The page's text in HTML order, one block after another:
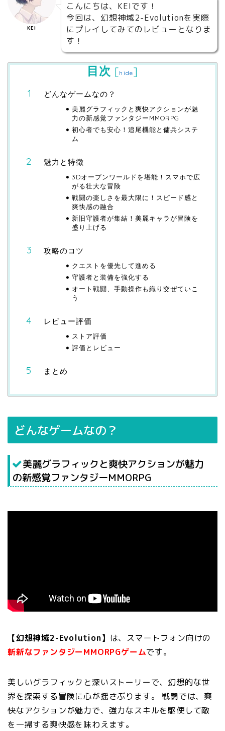
KEI
こんにちは、KEIです！
今回は、幻想神域2-Evolutionを実際
にプレイしてみてのレビューとなりま
す！
目次 [hide]
どんなゲームなの？
美麗グラフィックと爽快アクションが魅
力の新感覚ファンタジーMMORPG
初心者でも安心！追尾機能と傭兵システ
ム
魅力と特徴
3Dオープンワールドを堪能！スマホで広
がる壮大な冒険
戦闘の楽しさを最大限に！スピード感と
爽快感の融合
新旧守護者が集結！美麗キャラが冒険を
盛り上げる
攻略のコツ
クエストを優先して進める
守護者と装備を強化する
オート戦闘、手動操作も織り交ぜていこ
う
レビュー評価
ストア評価
評価とレビュー
まとめ
どんなゲームなの？
美麗グラフィックと爽快アクションが魅力
の新感覚ファンタジーMMORPG
【幻想神域2-Evolution】 は、スマートフォン向けの
斬新なファンタジーMMORPGゲームです。
美しいグラフィックと深いストーリーで、幻想的な世
界を探索する冒険に心が揺さぶります。 戦闘では、爽
快なアクションが魅力で、強力なスキルを駆使して敵
を一掃する爽快感を味わえます。